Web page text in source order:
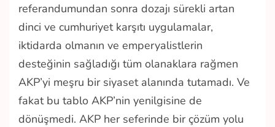
referandumundan sonra dozajı sürekli artan
dinci ve cumhuriyet karşıtı uygulamalar,
iktidarda olmanın ve emperyalistlerin
desteğinin sağladığı tüm olanaklara rağmen
AKP’yi meşru bir siyaset alanında tutamadı. Ve
fakat bu tablo AKP’nin yenilgisine de
dönüşmedi. AKP her seferinde bir çözüm yolu